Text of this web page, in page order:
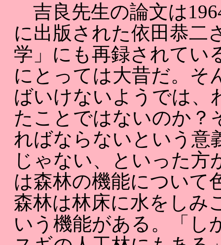
吉良先生の論文は
に出版された依田恭二
学」にも再録されてい
にとっては大昔だ。そ
ばいけないようでは、
たことではないのか？
ればならないという意
じゃない、といった方
は森林の機能について
森林は林床に水をしみ
いう機能がある。「し